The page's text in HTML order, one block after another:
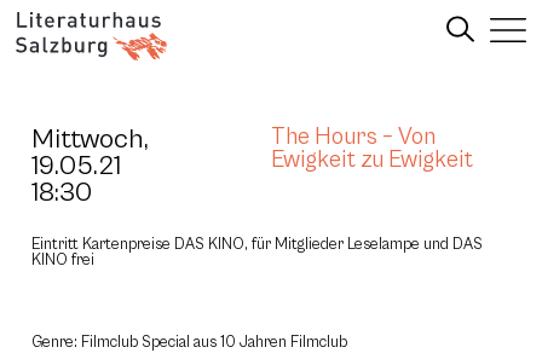
Mittwoch,
19.05.21
18:30
The Hours – Von
Ewigkeit zu Ewigkeit
Eintritt Kartenpreise DAS KINO, für Mitglieder Leselampe und DAS
KINO frei
Genre: Filmclub Special aus 10 Jahren Filmclub